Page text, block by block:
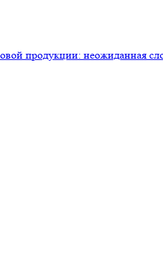
продукции: неожиданная